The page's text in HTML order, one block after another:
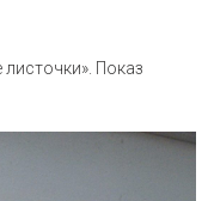
Показ